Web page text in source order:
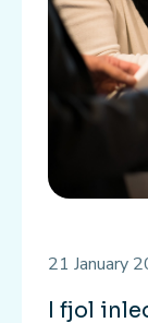
21 January
I fjol